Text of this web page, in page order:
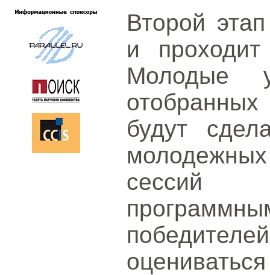
Второй
и
Молодые
будут
сессий